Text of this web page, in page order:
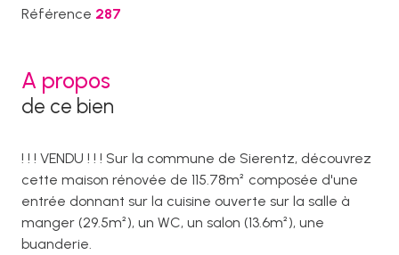
Référence 287
A propos
de ce bien
! ! ! VENDU ! ! ! Sur la commune de Sierentz, découvrez
cette maison rénovée de 115.78m² composée d'une
entrée donnant sur la cuisine ouverte sur la salle à
manger (29.5m²), un WC, un salon (13.6m²), une
buanderie.